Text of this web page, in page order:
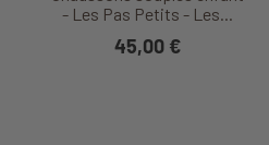
- Les Pas Petits - Les...
45,00 €